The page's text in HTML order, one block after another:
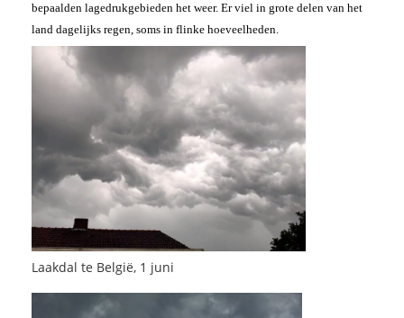
bepaalden lagedrukgebieden het weer. Er viel in grote delen van het
land dagelijks regen, soms in flinke hoeveelheden.
Laakdal te België, 1 juni